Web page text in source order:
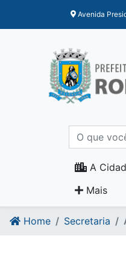
Avenida
A
Mais
Home Secretaria